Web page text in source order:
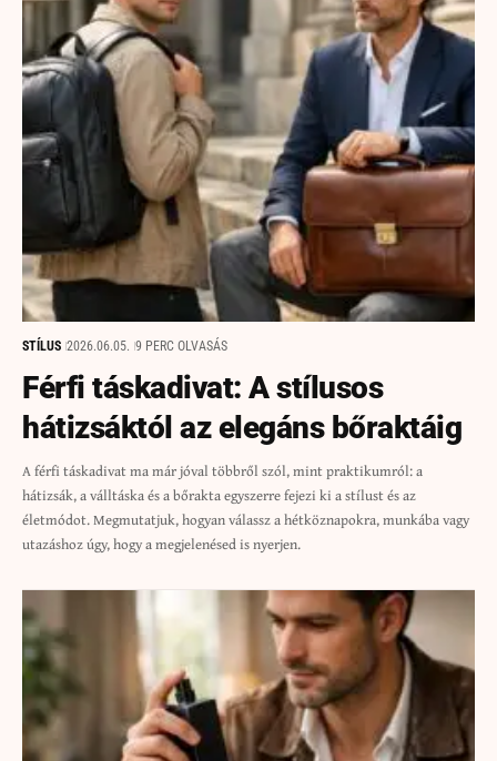
STÍLUS 2026.06.05. 9 PERC OLVASÁS
Férfi táskadivat: A stílusos
hátizsáktól az elegáns bőraktáig
A férfi táskadivat ma már jóval többről szól, mint praktikumról: a
hátizsák, a válltáska és a bőrakta egyszerre fejezi ki a stílust és az
életmódot. Megmutatjuk, hogyan válassz a hétköznapokra, munkába vagy
utazáshoz úgy, hogy a megjelenésed is nyerjen.